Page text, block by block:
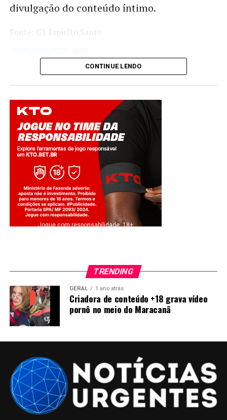
divulgação do conteúdo íntimo.
Fonte: G1 Espiríto Santo
Twitter
Facebook
WhatsApp
Share
CONTINUE LENDO
Jogue com responsabilidade. 18+
TRENDING
GERAL 1 ano atrás
Criadora de conteúdo +18 grava vídeo
pornô no meio do Maracanã